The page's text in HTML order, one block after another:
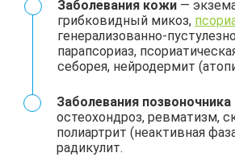
Заболевания кожи —
грибковидный микоз,
генерализованно-
парапсориаз,
себорея, нейродермит
Заболевания позвоночника
остеохондроз, ревматизм,
полиартрит (неактивная
радикулит.